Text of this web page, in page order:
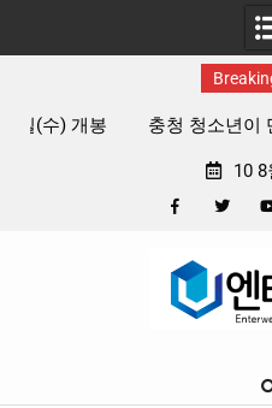
충청 청소년이 만든 U대
10 8